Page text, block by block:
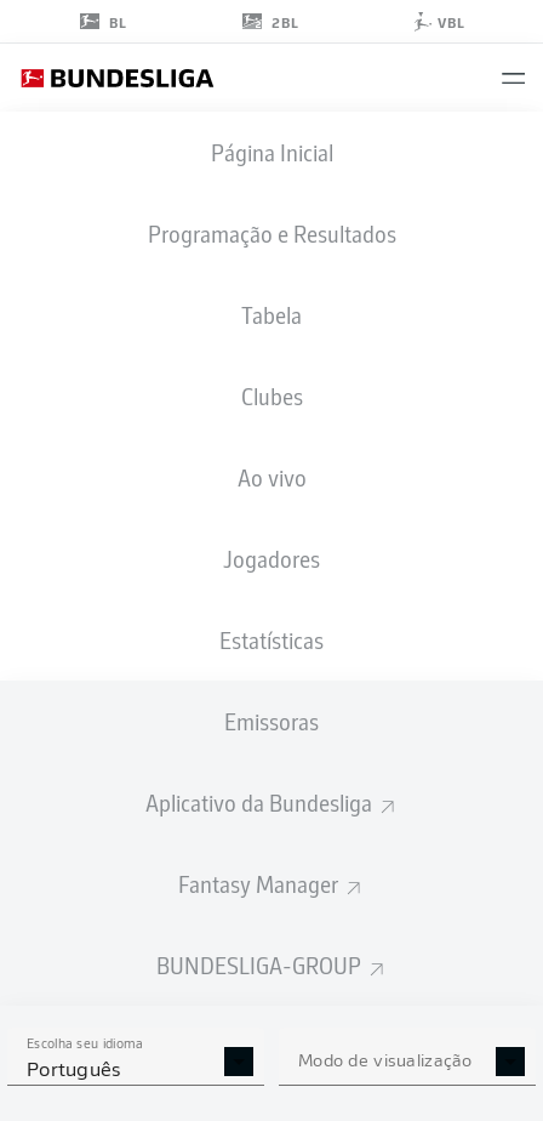
BL 2BL VBL
Página Inicial
Programação e Resultados
Tabela
Clubes
Ao vivo
Jogadores
Estatísticas
Emissoras
Aplicativo da Bundesliga
Fantasy Manager
BUNDESLIGA-GROUP
Escolha seu idioma
Português Modo de visualização
BORUSSIA MÖNCHENGLADBACH
ESTATÍSTICAS DA
TEMPORADA 2025/2026